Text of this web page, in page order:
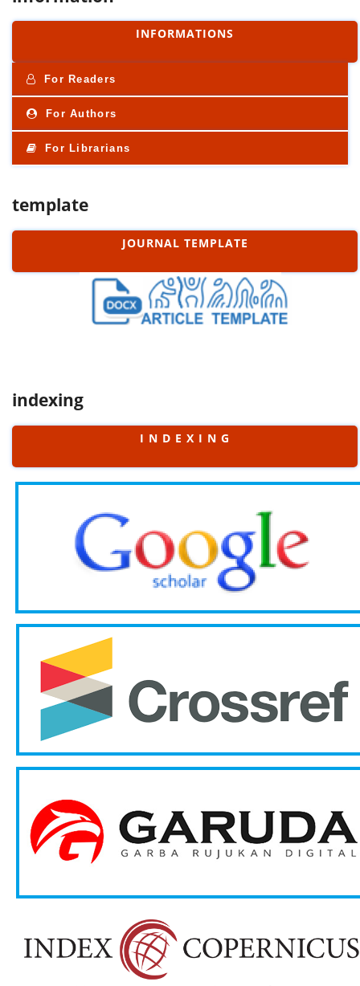
INFORMATIONS
For Readers
For Authors
For Librarians
template
JOURNAL TEMPLATE
indexing
I N D E X I N G